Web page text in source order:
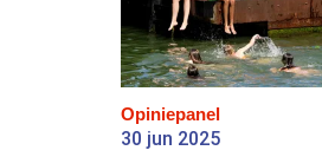
Opiniepanel
30 jun 2025